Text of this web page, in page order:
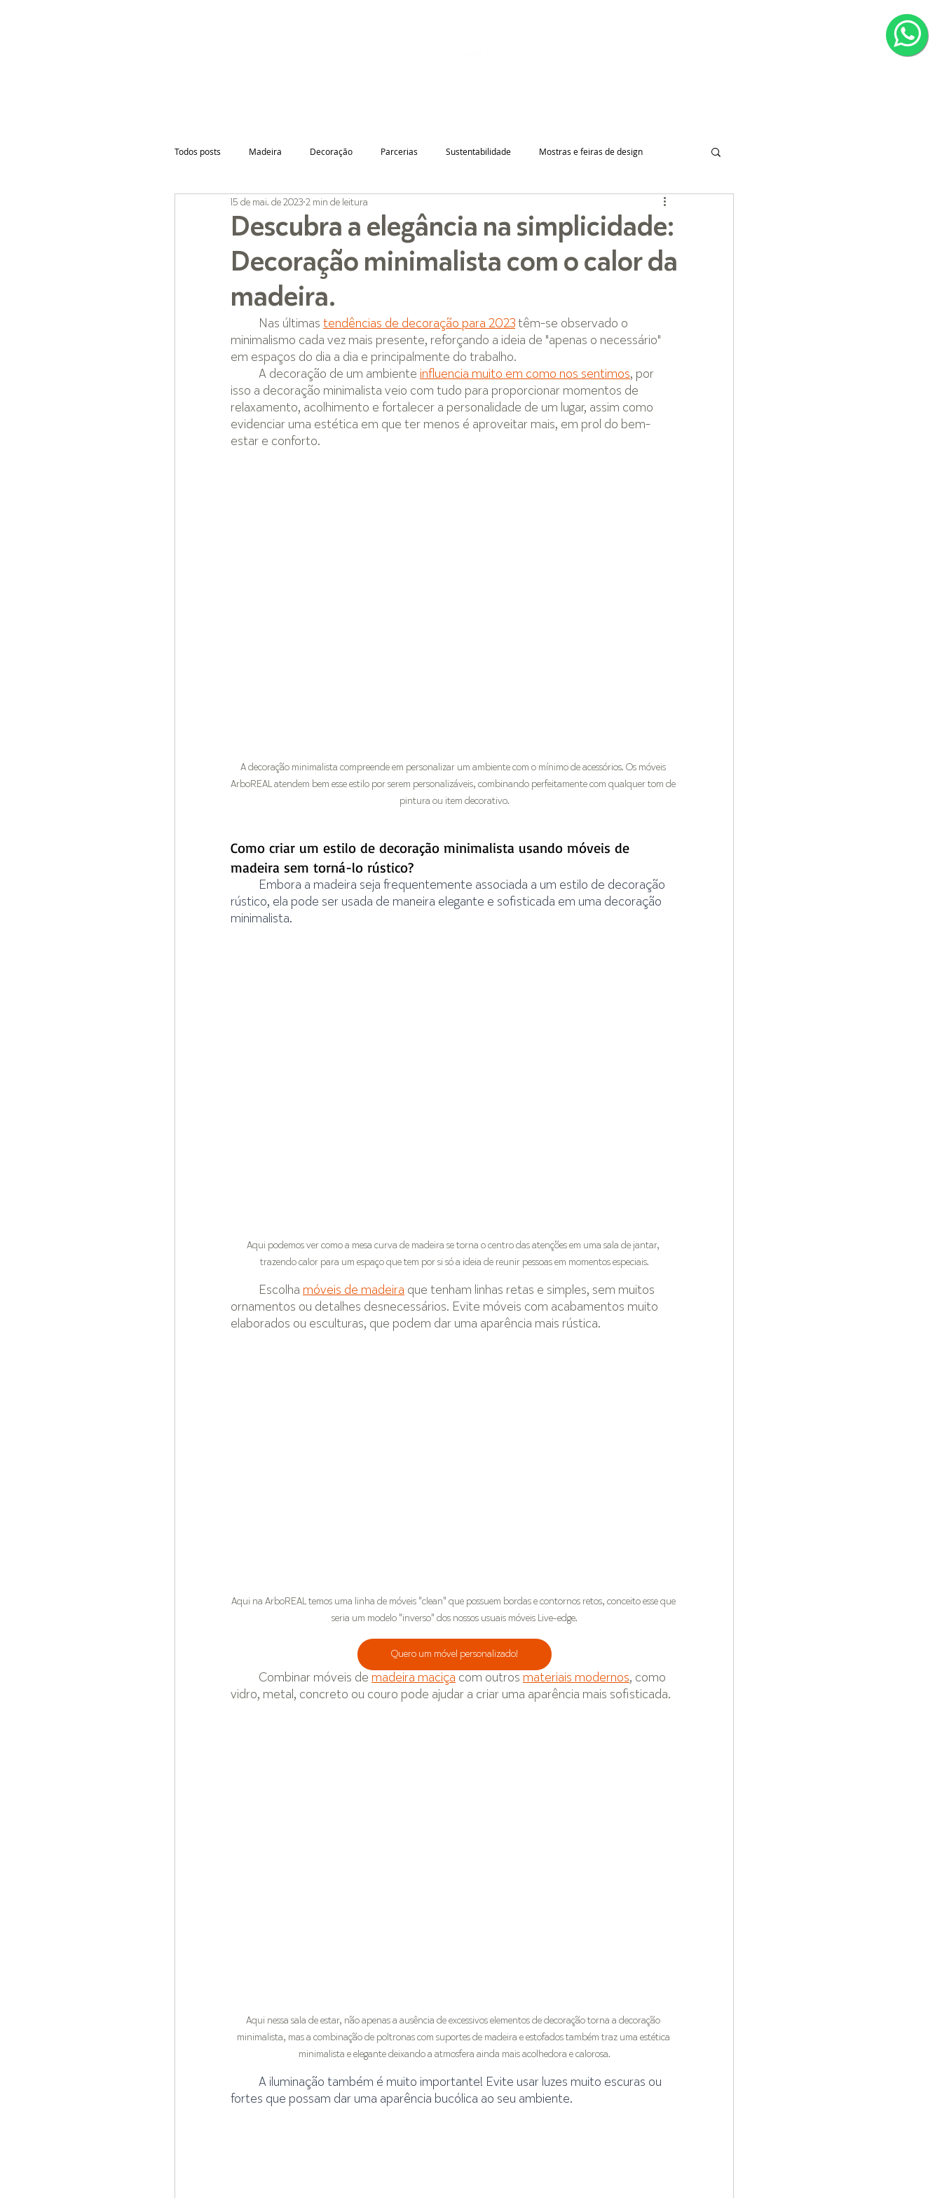
Todos posts Madeira Decoração Parcerias Sustentabilidade Mostras e feiras de design
Descubra a elegância na simplicidade:
Decoração minimalista com o calor da
madeira.
15 de mai. de 2023 2 min de leitura
Nas últimas tendências de decoração para 2023 têm-se observado o
minimalismo cada vez mais presente, reforçando a ideia de "apenas o necessário"
em espaços do dia a dia e principalmente do trabalho.
	A decoração de um ambiente
influencia muito em como nos sentimos, por
isso a decoração minimalista veio com tudo para proporcionar momentos de
relaxamento, acolhimento e fortalecer a personalidade de um lugar, assim como
evidenciar uma estética em que ter menos é aproveitar mais, em prol do bem-
estar e conforto.
A decoração minimalista compreende em personalizar um ambiente com o mínimo de acessórios. Os móveis
ArboREAL atendem bem esse estilo por serem personalizáveis, combinando perfeitamente com qualquer tom de
pintura ou item decorativo.
Como criar um estilo de decoração minimalista usando móveis de
madeira sem torná-lo rústico?
Embora a madeira seja frequentemente associada a um estilo de decoração
rústico, ela pode ser usada de maneira elegante e sofisticada em uma decoração
minimalista.
Aqui podemos ver como a mesa curva de madeira se torna o centro das atenções em uma sala de jantar,
trazendo calor para um espaço que tem por si só a ideia de reunir pessoas em momentos especiais.
Escolha móveis de madeira que tenham linhas retas e simples, sem muitos
ornamentos ou detalhes desnecessários. Evite móveis com acabamentos muito
elaborados ou esculturas, que podem dar uma aparência mais rústica.
Aqui na ArboREAL temos uma linha de móveis "clean" que possuem bordas e contornos retos, conceito esse que
seria um modelo "inverso" dos nossos usuais móveis Live-edge.
Quero um móvel personalizado!
Combinar móveis de madeira maciça com outros materiais modernos, como
vidro, metal, concreto ou couro pode ajudar a criar uma aparência mais sofisticada.
Aqui nessa sala de estar, não apenas a ausência de excessivos elementos de decoração torna a decoração
minimalista, mas a combinação de poltronas com suportes de madeira e estofados também traz uma estética
minimalista e elegante deixando a atmosfera ainda mais acolhedora e calorosa.
A iluminação também é muito importante! Evite usar luzes muito escuras ou
fortes que possam dar uma aparência bucólica ao seu ambiente.